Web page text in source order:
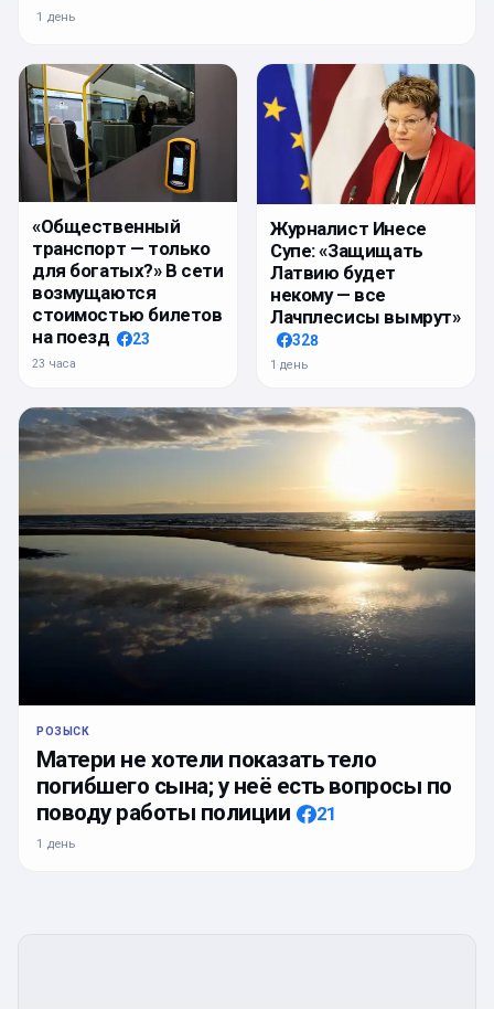
1 день
«Общественный
транспорт — только
для богатых?» В сети
возмущаются
стоимостью билетов
на поезд
23
23 часа
Журналист Инесе
Супе: «Защищать
Латвию будет
некому — все
Лачплесисы вымрут»
328
1 день
РОЗЫСК
Матери не хотели показать тело
погибшего сына; у неё есть вопросы по
поводу работы полиции
21
1 день